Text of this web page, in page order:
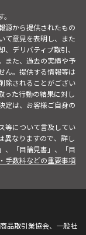
源から提供されたもの
て意見を表明し、また
デリバティブ取引、
また、過去の実績や予
ん。提供する情報等は
除されることがござい
った行動の結果に対し
定は、お客様ご自身の
等について言及してい
異なりますので、詳し
、「目論見書」、「目
手数料などの重要事項
品取引業協会、一般社